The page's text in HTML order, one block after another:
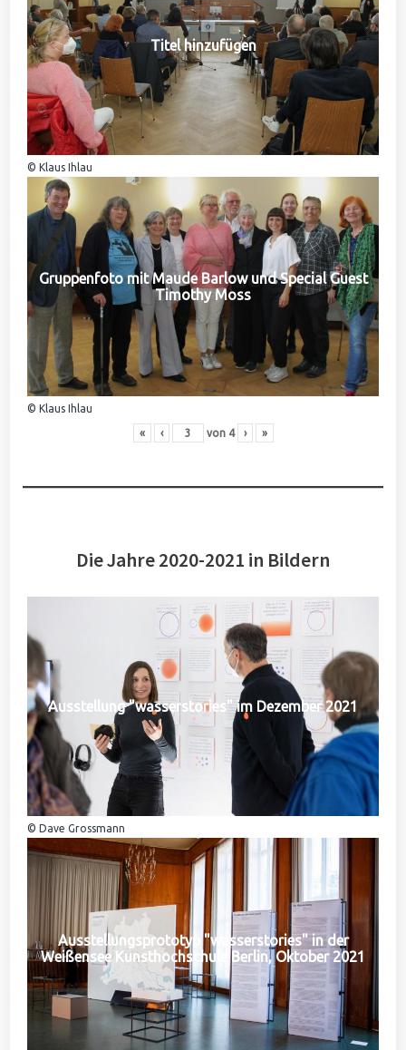
Titel hinzufügen
© Klaus Ihlau
Gruppenfoto mit Maude Barlow und Special Guest
Timothy Moss
© Klaus Ihlau
« ‹ von 4 › »
Die Jahre 2020-2021 in Bildern
Ausstellung "wasserstories" im Dezember 2021
© Dave Grossmann
Ausstellungsprototyp "wasserstories" in der
Weißensee Kunsthochschule Berlin, Oktober 2021